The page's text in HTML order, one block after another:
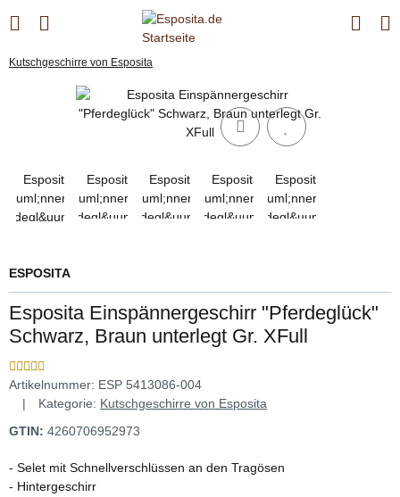
Kutschgeschirre von Esposita
ESPOSITA
Esposita Einspännergeschirr "Pferdeglück"
Schwarz, Braun unterlegt Gr. XFull
Artikelnummer: ESP 5413086-004
Kategorie: Kutschgeschirre von Esposita
GTIN: 4260706952973
- Selet mit Schnellverschlüssen an den Tragösen
- Hintergeschirr